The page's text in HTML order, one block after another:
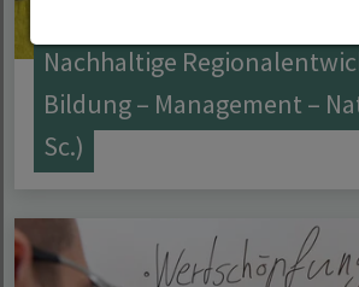
Nachhaltige
Bildung – Management –
Sc.)